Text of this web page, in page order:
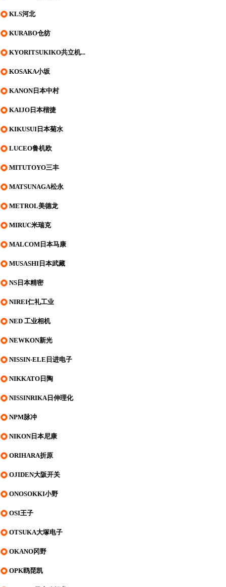
KLS河北
KURABO仓纺
KYORITSUKIKO共立机...
KOSAKA小坂
KANON日本中村
KAIJO日本楷捷
KIKUSUI日本菊水
LUCEO鲁机欧
MITUTOYO三丰
MATSUNAGA松永
METROL美德龙
MIRUC米瑞克
MALCOM日本马康
MUSASHI日本武藏
NS日本精密
NIREI仁礼工业
NED 工业相机
NEWKON新光
NISSIN-ELE日进电子
NIKKATO日陶
NISSINRIKA日伸理化
NPM脉冲
NIKON日本尼康
ORIHARA折原
OJIDEN大阪开关
ONOSOKKI小野
OSI王子
OTSUKA大塚电子
OKANO冈野
OPK鸥琵凯